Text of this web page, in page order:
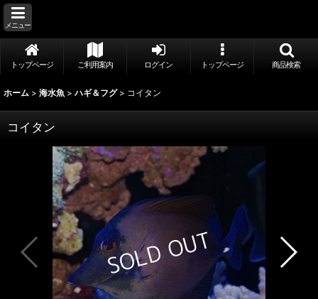
メニュー
トップページ ご利用案内 ログイン トップページ 商品検索
ホーム > 海水魚 > ハギ＆フグ > コイタン
コイタン